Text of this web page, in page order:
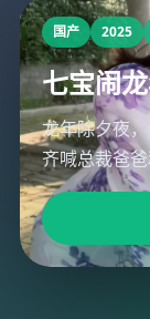
国产
修炼
故宫文物
全村的希
国产
国医
废柴中医
夹层中发
国产 2025
七宝闹
龙年除夕夜
齐喊总裁爸
国产
戚家军
不是戚继
练成东亚
欧美
和谐
脑机接口
福”的代价